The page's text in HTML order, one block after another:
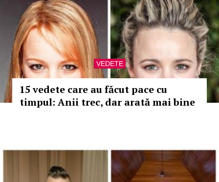
VEDETE
15 vedete care au făcut pace cu
timpul: Anii trec, dar arată mai bine